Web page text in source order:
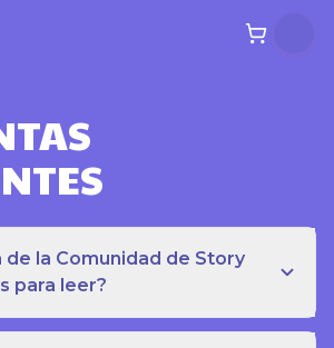
de la Comunidad de Story
para leer?